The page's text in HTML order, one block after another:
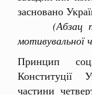
засновано
(Абзац
мотивувальної
Принцип
Конституції
частини